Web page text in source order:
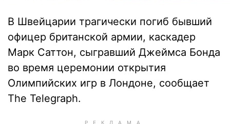
В Швейцарии трагически погиб бывший
офицер британской армии, каскадер
Марк Саттон, сыгравший Джеймса Бонда
во время церемонии открытия
Олимпийских игр в Лондоне, сообщает
The Telegraph.